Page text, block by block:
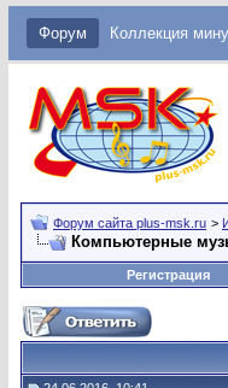
Форум Коллекция
Форум сайта plus-msk.ru >
Компьютерные
Регистрация